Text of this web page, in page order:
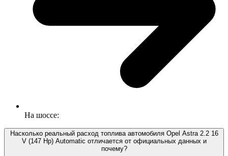
На шоссе:
Насколько реальный расход топлива автомобиля Opel Astra 2.2 16
V (147 Hp) Automatic отличается от официальных данных и
почему?